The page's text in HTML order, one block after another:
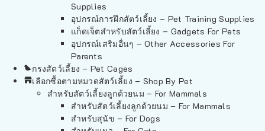
Supplies
อุปกรณ์การฝึกสัตว์เลี้ยง – Pet Training Supplies
แก็ดเจ็ตสำหรับสัตว์เลี้ยง – Gadgets For Pets
อุปกรณ์เสริมอื่นๆ – Other Accessories For
Parents
กรงสัตว์เลี้ยง – Pet Cages
เลือกซื้อตามหมวดสัตว์เลี้ยง – Shop By Pet
สำหรับสัตว์เลี้ยงลูกด้วยนม – For Mammals
สำหรับสัตว์เลี้ยงลูกด้วยนม – For Mammals
สำหรับสุนัข – For Dogs